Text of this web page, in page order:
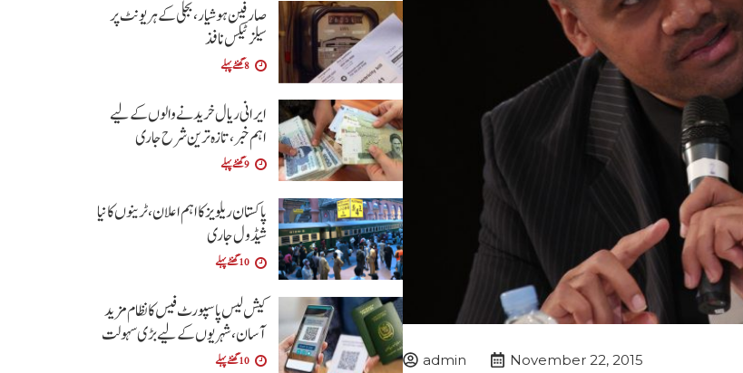
admin November 22, 2015
صارفین ہوشیار، بجلی کے ہر یونٹ پر
سیلز ٹیکس نافذ
8 گھنٹے پہلے
ایرانی ریال خریدنے والوں کے لیے
اہم خبر، تازہ ترین شرح جاری
9 گھنٹے پہلے
پاکستان ریلویز کا اہم اعلان، ٹرینوں کا نیا
شیڈول جاری
10 گھنٹے پہلے
کیش لیس پاسپورٹ فیس کا نظام مزید
آسان،شہریوں کے لیے بڑی سہولت
10 گھنٹے پہلے